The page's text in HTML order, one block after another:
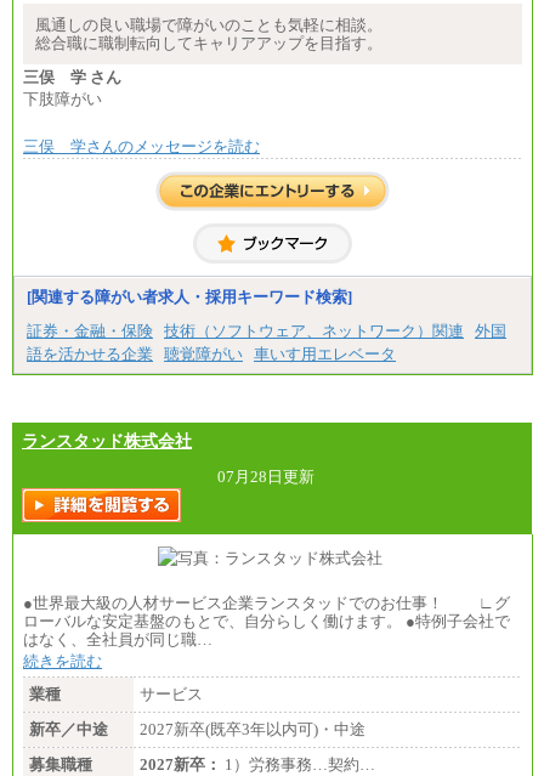
風通しの良い職場で障がいのことも気軽に相談。
総合職に職制転向してキャリアアップを目指す。
三俣 学 さん
下肢障がい
三俣 学さんのメッセージを読む
[関連する障がい者求人・採用キーワード検索]
証券・金融・保険 技術（ソフトウェア、ネットワーク）関連
外国
語を活かせる企業
聴覚障がい 車いす用エレベータ
ランスタッド株式会社
07月28日更新
●世界最大級の人材サービス企業ランスタッドでのお仕事！ ∟グ
ローバルな安定基盤のもとで、自分らしく働けます。 ●特例子会社で
はなく、全社員が同じ職…
続きを読む
業種
サービス
新卒／中途
2027新卒(既卒3年以内可)・中途
募集職種
2027新卒： 1）労務事務…契約…